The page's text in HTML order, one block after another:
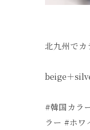
北九州でカ
beige＋
#韓国カラ
ラー #ホ